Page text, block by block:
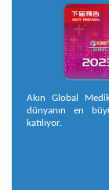
Akın Global
dünyanın en
katılıyor.